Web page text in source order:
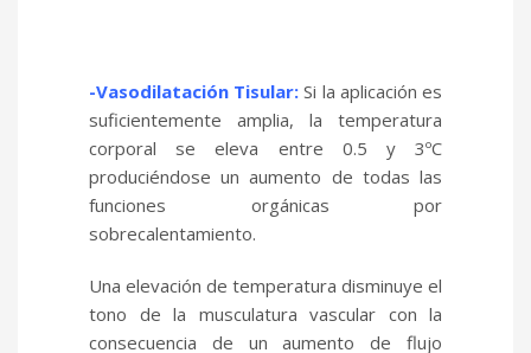
-Vasodilatación Tisular: Si la aplicación es
suficientemente amplia, la temperatura
corporal se eleva entre 0.5 y 3ºC
produciéndose un aumento de todas las
funciones orgánicas por
sobrecalentamiento.
Una elevación de temperatura disminuye el
tono de la musculatura vascular con la
consecuencia de un aumento de flujo